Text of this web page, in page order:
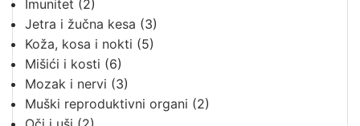
Imunitet (2)
Jetra i žučna kesa (3)
Koža, kosa i nokti (5)
Mišići i kosti (6)
Mozak i nervi (3)
Muški reproduktivni organi (2)